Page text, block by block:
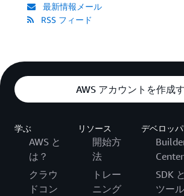
最新情報メール
RSS フィード
AWS アカウントを作成
学ぶ
AWS と
は？
クラウ
ドコン
リソース
開始方
法
トレー
ニング
デベロッ
Center
SDK と
ツール